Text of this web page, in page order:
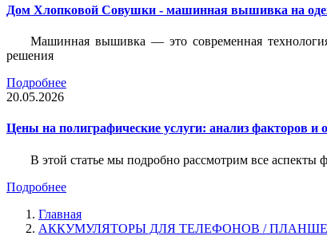
Дом Хлопковой Совушки - машинная вышивка на
Машинная вышивка — это современная
решения
Подробнее
20.05.2026
Цены на полиграфические услуги: анализ факторов и
В этой статье мы подробно рассмотрим все
Подробнее
Главная
АККУМУЛЯТОРЫ ДЛЯ ТЕЛЕФОНОВ /